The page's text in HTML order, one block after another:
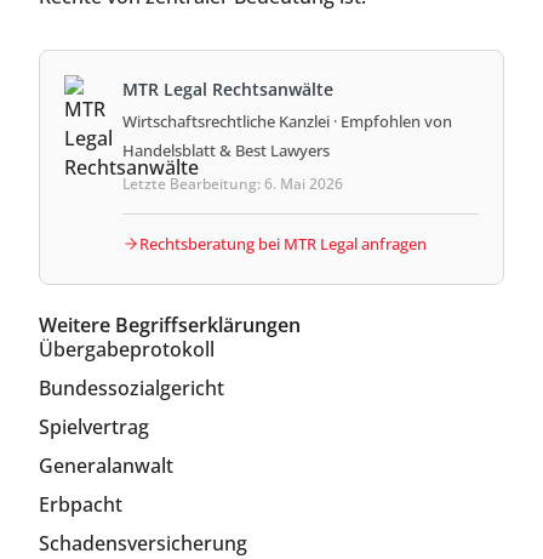
MTR Legal Rechtsanwälte
Wirtschaftsrechtliche Kanzlei · Empfohlen von
Handelsblatt & Best Lawyers
Letzte Bearbeitung: 6. Mai 2026
Rechtsberatung bei MTR Legal anfragen
Weitere Begriffserklärungen
Übergabeprotokoll
Bundessozialgericht
Spielvertrag
Generalanwalt
Erbpacht
Schadensversicherung